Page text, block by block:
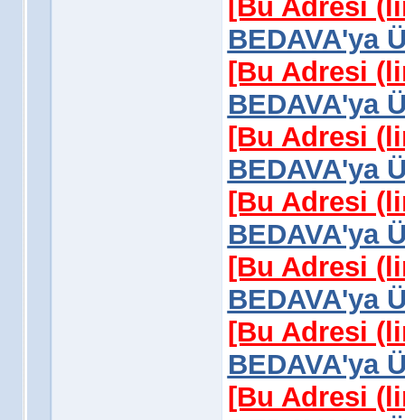
[Bu Adresi
BEDAVA'ya
[Bu Adresi
BEDAVA'ya
[Bu Adresi
BEDAVA'ya
[Bu Adresi
BEDAVA'ya
[Bu Adresi
BEDAVA'ya
[Bu Adresi
BEDAVA'ya
[Bu Adresi